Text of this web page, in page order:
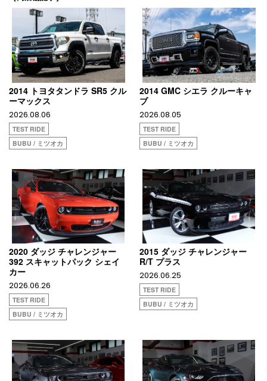
2014 トヨタタンドラ SR5 クル
ーマックス
2026.08.06
TEST RIDE
BUBU / ミツオカ
2014 GMC シエラ クルーキャ
ブ
2026.08.05
TEST RIDE
BUBU / ミツオカ
2020 ダッジ チャレンジャー
392 スキャットパック シェイ
カー
2026.06.26
TEST RIDE
BUBU / ミツオカ
2015 ダッジ チャレンジャー
R/T プラス
2026.06.25
TEST RIDE
BUBU / ミツオカ